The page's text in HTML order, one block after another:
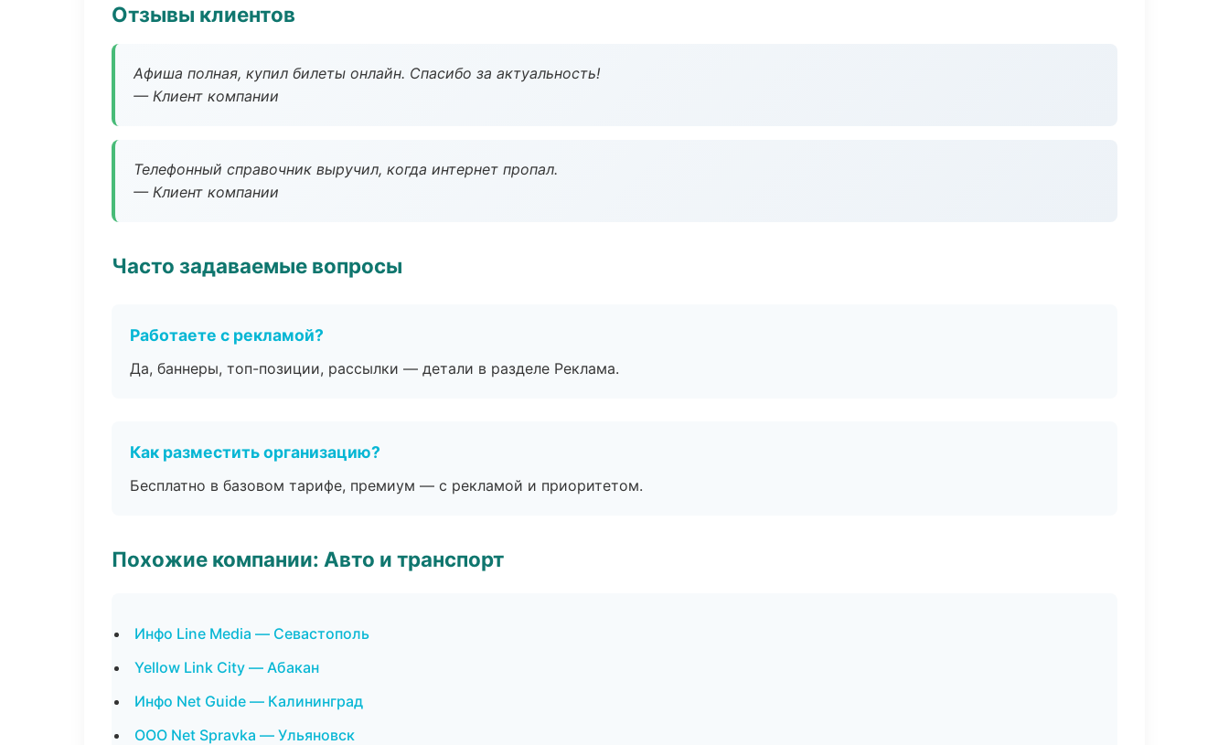
Отзывы клиентов
Афиша полная, купил билеты онлайн. Спасибо за актуальность!
— Клиент компании
Телефонный справочник выручил, когда интернет пропал.
— Клиент компании
Часто задаваемые вопросы
Работаете с рекламой?
Да, баннеры, топ-позиции, рассылки — детали в разделе Реклама.
Как разместить организацию?
Бесплатно в базовом тарифе, премиум — с рекламой и приоритетом.
Похожие компании: Авто и транспорт
Инфо Line Media — Севастополь
Yellow Link City — Абакан
Инфо Net Guide — Калининград
ООО Net Spravka — Ульяновск